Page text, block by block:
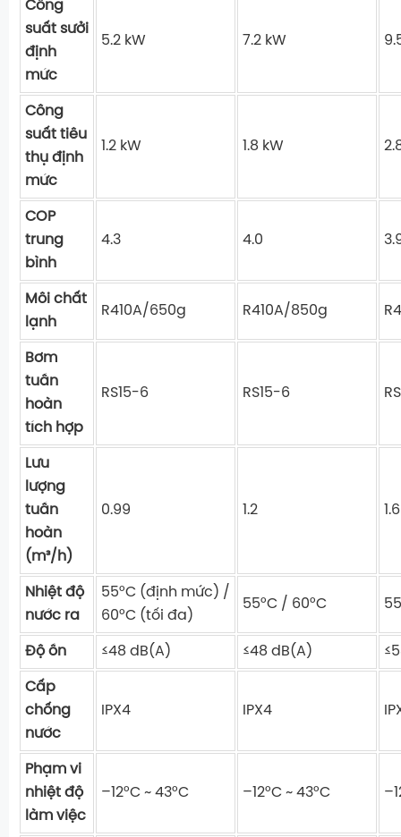
Công
suất sưởi
định
mức
5.2 kW 7.2 kW
Công
suất tiêu
thụ định
mức
1.2 kW 1.8 kW
COP
trung
bình
4.3 4.0
Môi chất
lạnh
R410A/650g R410A/850g
Bơm
tuần
hoàn
tích hợp
RS15-6 RS15-6
Lưu
lượng
tuần
hoàn
(m³/h)
0.99 1.2
Nhiệt độ
nước ra
55°C (định mức) /
60°C (tối đa)
55°C / 60°C
Độ ồn ≤48 dB(A) ≤48 dB(A)
Cấp
chống
nước
IPX4 IPX4
Phạm vi
nhiệt độ
làm việc
–12°C ~ 43°C –12°C ~ 43°C